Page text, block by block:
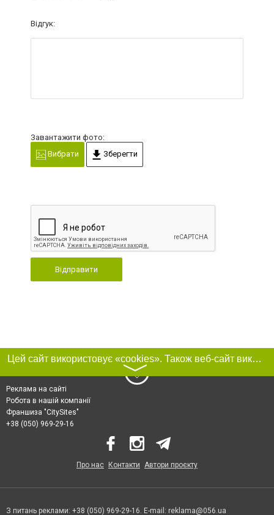
Відгук:
Завантажити фото:
Вибрати
Зберегти
Відправити
Цей сайт використовує «cookies». Також веб-сайт використовує інтернет-сервіс для збору технічних даних стосовно відвідувачів з метою отримання маркетингової та статистичної інформації. Умови обробки даних відвідувачів сайту див.
〉
Реклама на сайті
Робота в нашій компанії
Франшиза "CitySites"
+38 (050) 969-29-16
Про нас Контакти Автори проєкту
З питань реклами: +38 (050) 969-29-16. E-mail: reklama@056.ua